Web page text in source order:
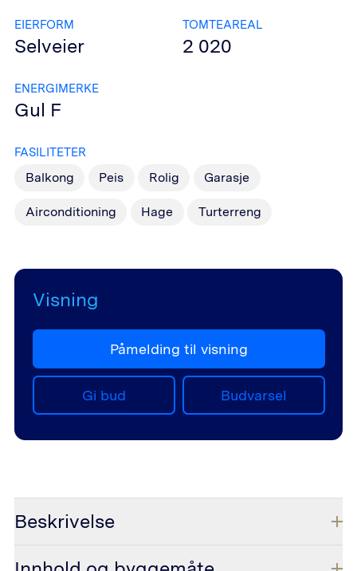
EIERFORM
Selveier
TOMTEAREAL
2 020
ENERGIMERKE
Gul F
FASILITETER
Balkong Peis Rolig Garasje
Airconditioning Hage Turterreng
Visning
Påmelding til visning
Gi bud Budvarsel
Beskrivelse